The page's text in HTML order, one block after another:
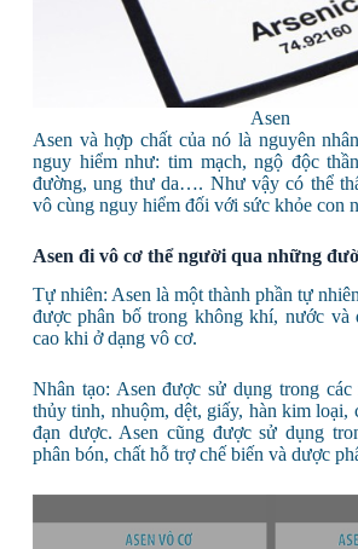
Asen
Asen và hợp chất của nó là nguyên
nguy hiểm như: tim mạch, ngộ độc
đường, ung thư da…. Như vậy có thể
vô cùng nguy hiểm đối với sức khỏe con
Asen đi vô cơ thể người qua những
Tự nhiên: Asen là một thành phần tự
được phân bố trong không khí, nước và
cao khi ở dạng vô cơ.
Nhân tạo: Asen được sử dụng trong các
thủy tinh, nhuộm, dệt, giấy, hàn kim loại,
đạn dược. Asen cũng được sử dụng
phân bón, chất hỗ trợ chế biến và dược